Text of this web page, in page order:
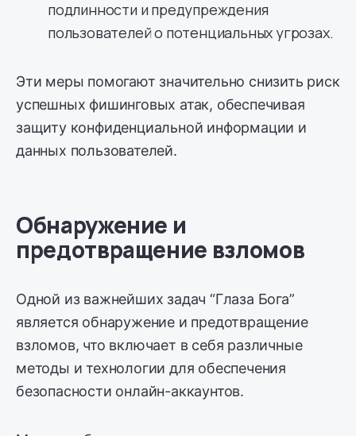
подлинности и предупреждения
пользователей о потенциальных угрозах.
Эти меры помогают значительно снизить риск
успешных фишинговых атак, обеспечивая
защиту конфиденциальной информации и
данных пользователей.
Обнаружение и
предотвращение взломов
Одной из важнейших задач “Глаза Бога”
является обнаружение и предотвращение
взломов, что включает в себя различные
методы и технологии для обеспечения
безопасности онлайн-аккаунтов.